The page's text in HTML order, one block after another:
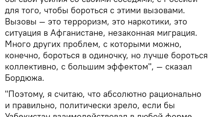
для того, чтобы бороться с этими вызовами.
Вызовы — это терроризм, это наркотики, это
ситуация в Афганистане, незаконная миграция.
Много других проблем, с которыми можно,
конечно, бороться в одиночку, но лучше бороться
коллективно, с большим эффектом", — сказал
Бордюжа.
"Поэтому, я считаю, что абсолютно рационально
и правильно, политически зрело, если бы